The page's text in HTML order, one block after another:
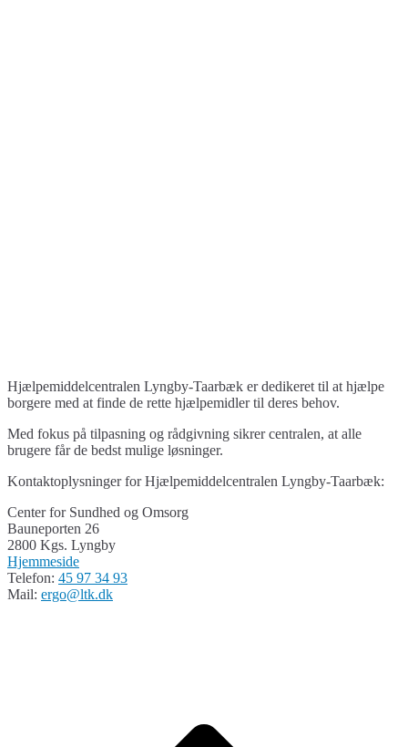
Hjælpemiddelcentralen Lyngby-Taarbæk er dedikeret til at hjælpe
borgere med at finde de rette hjælpemidler til deres behov.
Med fokus på tilpasning og rådgivning sikrer centralen, at alle
brugere får de bedst mulige løsninger.
Kontaktoplysninger for Hjælpemiddelcentralen Lyngby-Taarbæk:
Center for Sundhed og Omsorg
Bauneporten 26
2800 Kgs. Lyngby
Hjemmeside
Telefon: 45 97 34 93
Mail: ergo@ltk.dk